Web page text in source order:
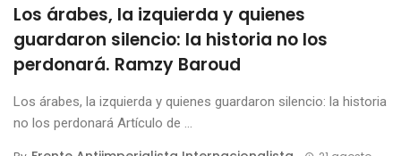
Los árabes, la izquierda y quienes
guardaron silencio: la historia no los
perdonará. Ramzy Baroud
Los árabes, la izquierda y quienes guardaron silencio: la historia
no los perdonará Artículo de ...